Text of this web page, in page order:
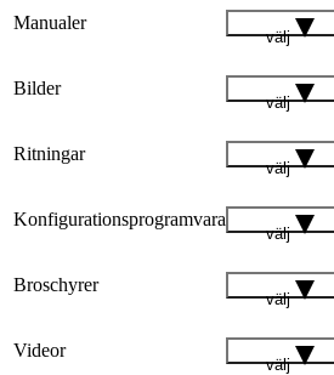
Manualer
välj
Bilder
välj
Ritningar
välj
Konfigurationsprogramvara
välj
Broschyrer
välj
Videor
välj